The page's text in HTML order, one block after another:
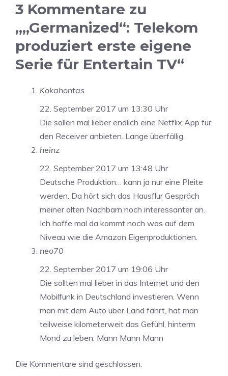
3 Kommentare zu
„„Germanized“: Telekom
produziert erste eigene
Serie für Entertain TV“
Kokahontas
22. September 2017 um 13:30 Uhr
Die sollen mal lieber endlich eine Netflix App für
den Receiver anbieten. Lange überfällig.
heinz
22. September 2017 um 13:48 Uhr
Deutsche Produktion… kann ja nur eine Pleite
werden. Da hört sich das Hausflur Gespräch
meiner alten Nachbarn noch interessanter an.
Ich hoffe mal da kommt noch was auf dem
Niveau wie die Amazon Eigenproduktionen.
neo70
22. September 2017 um 19:06 Uhr
Die sollten mal lieber in das Internet und den
Mobilfunk in Deutschland investieren. Wenn
man mit dem Auto über Land fährt, hat man
teilweise kilometerweit das Gefühl, hinterm
Mond zu leben. Mann Mann Mann
Die Kommentare sind geschlossen.